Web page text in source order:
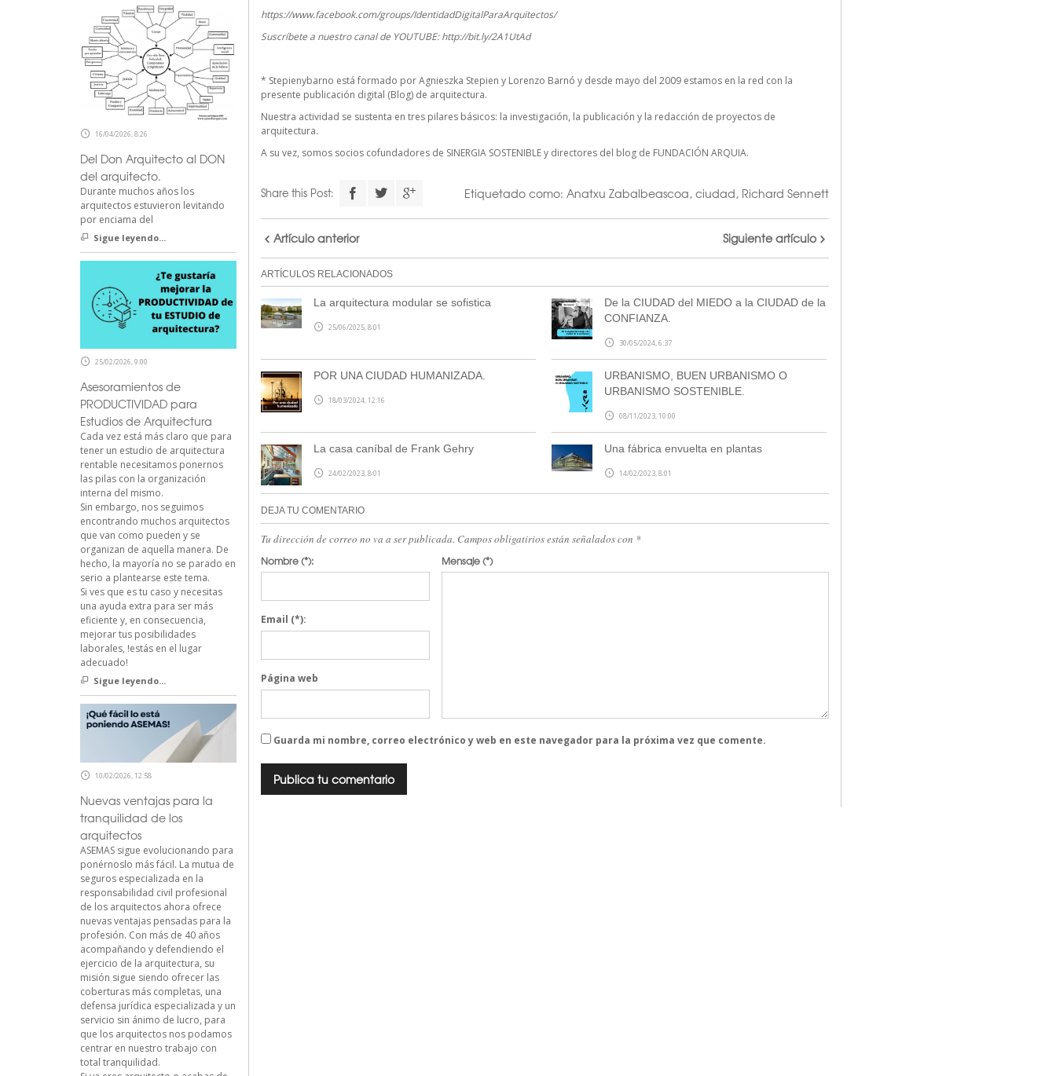
https://www.facebook.com/groups/IdentidadDigitalParaArquitectos/
Suscríbete a nuestro canal de YOUTUBE:http://bit.ly/2A1UtAd
* Stepienybarno está formado por Agnieszka Stepien y Lorenzo Barnó y desde mayo del 2009 estamos en la red con la
presente publicación digital (Blog) de arquitectura.
Nuestra actividad se sustenta en tres pilares básicos: la investigación, la publicación y la redacción de proyectos de
arquitectura.
A su vez, somos socios cofundadores de SINERGIA SOSTENIBLEy directores del blog de FUNDACIÓN ARQUIA.
Share this Post: Etiquetado como: Anatxu Zabalbeascoa, ciudad, Richard Sennett
Artículo anterior Siguiente artículo
ARTÍCULOS RELACIONADOS
La arquitectura modular se sofistica
25/06/2025, 8:01
De la CIUDAD del MIEDO a la CIUDAD de la
CONFIANZA.
30/05/2024, 6:37
POR UNA CIUDAD HUMANIZADA.
18/03/2024, 12:16
URBANISMO, BUEN URBANISMO O
URBANISMO SOSTENIBLE.
08/11/2023, 10:00
La casa caníbal de Frank Gehry
24/02/2023, 8:01
Una fábrica envuelta en plantas
14/02/2023, 8:01
DEJA TU COMENTARIO
Tu dirección de correo no va a ser publicada. Campos obligatirios están señalados con *
Mensaje(*)
Nombre(*):
Email (*):
Página web
Guarda mi nombre, correo electrónico y web en este navegador para la próxima vez que comente.
16/04/2026, 8:26
Del Don Arquitecto al DON
del arquitecto.
Durante muchos años los
arquitectos estuvieron levitando
por enciama del
Sigue leyendo...
25/02/2026, 9:00
Asesoramientos de
PRODUCTIVIDAD para
Estudios de Arquitectura
Cada vez está más claro que para
tener un estudio de arquitectura
rentable necesitamos ponernos
las pilas con la organización
interna del mismo.
Sin embargo, nos seguimos
encontrando muchos arquitectos
que van como pueden y se
organizan de aquella manera. De
hecho, la mayoría no se parado en
serio a plantearse este tema.
Si ves que es tu caso y necesitas
una ayuda extra para ser más
eficiente y, en consecuencia,
mejorar tus posibilidades
laborales, !estás en el lugar
adecuado!
Sigue leyendo...
10/02/2026, 12:58
Nuevas ventajas para la
tranquilidad de los
arquitectos
ASEMAS sigue evolucionando para
ponérnoslo más fácil. La mutua de
seguros especializada en la
responsabilidad civil profesional
de los arquitectos ahora ofrece
nuevas ventajas pensadas para la
profesión. Con más de 40 años
acompañando y defendiendo el
ejercicio de la arquitectura, su
misión sigue siendo ofrecer las
coberturas más completas, una
defensa jurídica especializada y un
servicio sin ánimo de lucro, para
que los arquitectos nos podamos
centrar en nuestro trabajo con
total tranquilidad.